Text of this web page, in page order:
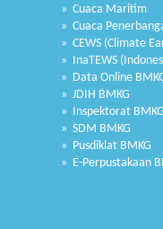
» Cuaca Maritim
» Cuaca
» CEWS (Climate
» InaTEWS
» Data Online
» JDIH BMKG
» Inspektorat BMKG
» SDM BMKG
» Pusdiklat BMKG
» E-Perpustakaan